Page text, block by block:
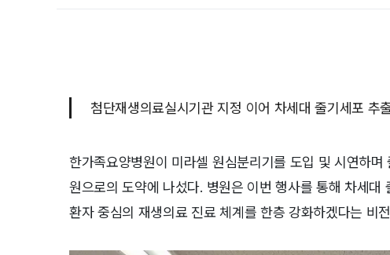
첨단재생의료실시기관 지정 이어 차세대 줄기세포 추
한가족요양병원이 미라셀 원심분리기를 도입 및 시연하
원으로의 도약에 나섰다. 병원은 이번 행사를 통해 차세
환자 중심의 재생의료 진료 체계를 한층 강화하겠다는 비